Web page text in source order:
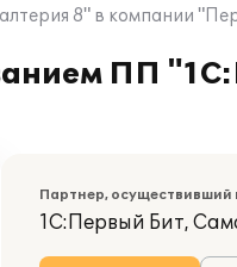
8" в компании
ПП
Партнер, осуществивший
1С:Первый Бит,